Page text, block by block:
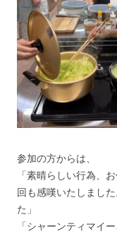
参加の方からは、
「素晴らしい行為、
回も感嘆いたしまし
た」
「シャーンティマイ